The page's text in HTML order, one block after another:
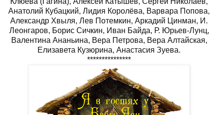
Анатолий Кубацкий, Лидия Королёва, Варвара Попова,
Александр Хвыля, Лев Потемкин, Аркадий Цинман, И.
Леонгаров, Борис Сичкин, Иван Байда, Р. Юрьев-Лунц,
Валентина Ананьина, Вера Петрова, Вера Алтайская,
Елизавета Кузюрина, Анастасия Зуева.
***************